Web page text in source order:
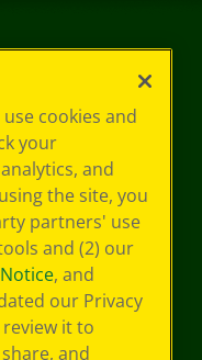
cookies and
your
and
the site, you
partners' use
and (2) our
, and
our Privacy
it to
and